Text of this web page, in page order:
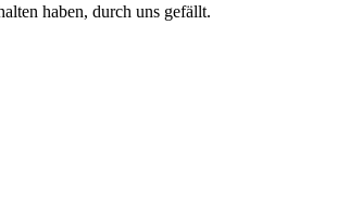
haben, durch uns gefällt.